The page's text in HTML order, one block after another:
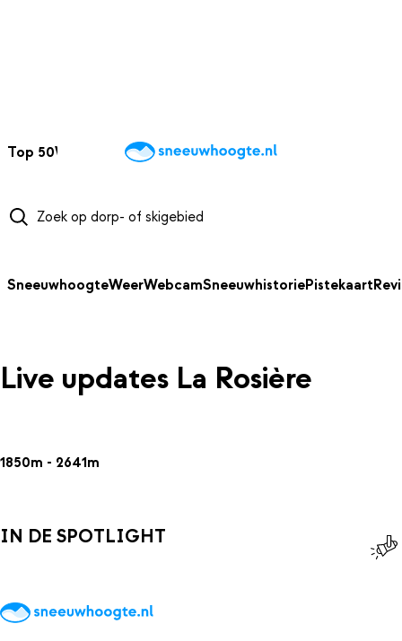
Top 50Webcams WintersportweerKaarten
SneeuwhoogteWeerWebcamSneeuwhistoriePistekaart
Live updates La Rosière
1850m - 2641m
IN DE SPOTLIGHT